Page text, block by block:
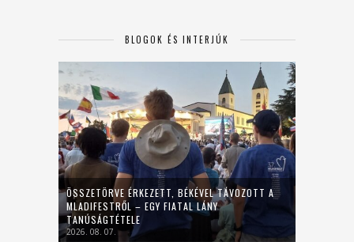
BLOGOK ÉS INTERJÚK
ÖSSZETÖRVE ÉRKEZETT, BÉKÉVEL TÁVOZOTT A
MLADIFESTRŐL – EGY FIATAL LÁNY
TANÚSÁGTÉTELE
2026. 08. 07.